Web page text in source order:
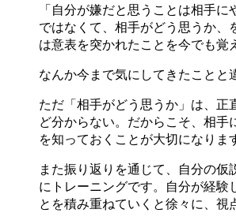
「自分が嫌だと思うことは相手
ではなくて、相手がどう思うか、
は意表を突かれたことを今でも覚
なんか今まで気にしてきたことと
ただ「相手がどう思うか」は、
ど分からない。だからこそ、相
を知っておくことが大切になりま
また振り返りを通じて、自分の
にトレーニングです。自分が経験
とを積み重ねていくと徐々に、視